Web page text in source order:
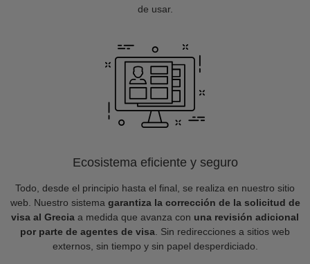
de usar.
Ecosistema eficiente y seguro
Todo, desde el principio hasta el final, se realiza en nuestro sitio
web. Nuestro sistema garantiza la corrección de la solicitud de
visa al Grecia a medida que avanza con una revisión adicional
por parte de agentes de visa . Sin redirecciones a sitios web
externos, sin tiempo y sin papel desperdiciado.